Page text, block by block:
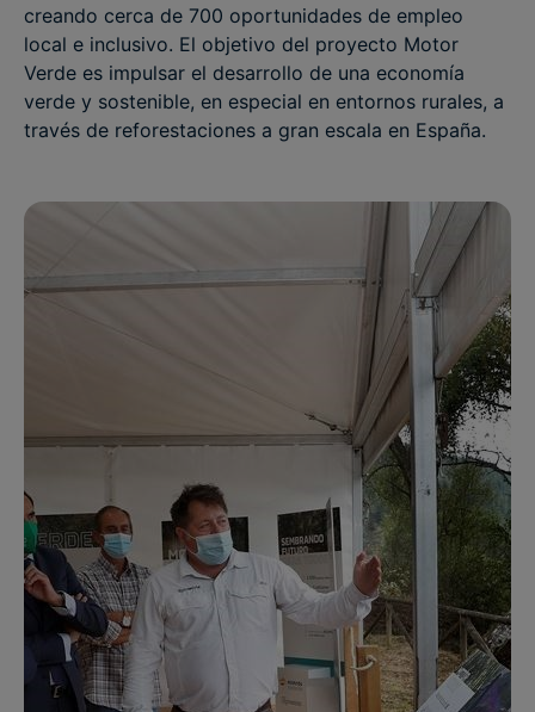
creando cerca de 700 oportunidades de empleo
local e inclusivo. El objetivo del proyecto Motor
Verde es impulsar el desarrollo de una economía
verde y sostenible, en especial en entornos rurales, a
través de reforestaciones a gran escala en España.